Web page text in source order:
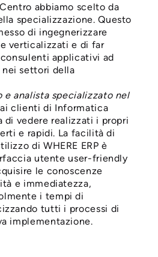
abbiamo scelto da
specializzazione. Questo
di ingegnerizzare
verticalizzati e di far
applicativi ad
settori della
e analista specializzato nel
clienti di Informatica
di vedere realizzati i propri
e rapidi. La facilità di
di WHERE ERP è
utente user-friendly
le conoscenze
e immediatezza,
i tempi di
tutti i processi di
implementazione.